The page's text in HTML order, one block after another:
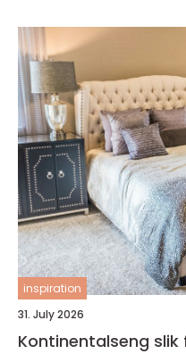
inspiration
31. July 2026
Kontinentalseng slik finner du riktig seng for